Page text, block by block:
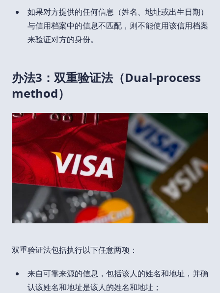
如果对方提供的任何信息（姓名、地址或出生日期）
与信用档案中的信息不匹配，则不能使用该信用档案
来验证对方的身份。
办法3：双重验证法（Dual-process
method）
双重验证法包括执行以下任意两项：
来自可靠来源的信息，包括该人的姓名和地址，并确
认该姓名和地址是该人的姓名和地址；